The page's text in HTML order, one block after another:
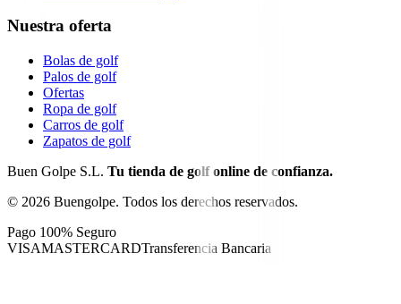
Nuestra oferta
Bolas de golf
Palos de golf
Ofertas
Ropa de golf
Carros de golf
Zapatos de golf
Buen Golpe S.L. Tu tienda de golf online de confianza.
© 2026 Buengolpe. Todos los derechos reservados.
Pago 100% Seguro
VISAMASTERCARDTransferencia Bancaria